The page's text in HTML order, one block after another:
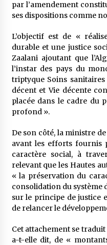
algériens
3
Université
cursus
en langue
3
par l’amendement
ses dispositions comme
L’objectif est de «
durable et une justice
Zaalani ajoutant que
l’instar des pays du
triptyque Soins
décent et Vie décente
placée dans le cadre du
profond ».
De son côté, la ministre
avant les efforts fournis
caractère social, à
relevant que les Hautes
« la préservation du
consolidation du système
sur le principe de justice
de relancer le
Cet attachement se
a-t-elle dit, de «